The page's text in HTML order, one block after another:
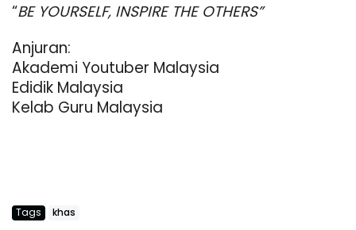
“BE YOURSELF, INSPIRE THE OTHERS”
Anjuran:
Akademi Youtuber Malaysia
Edidik Malaysia
Kelab Guru Malaysia
Tags khas